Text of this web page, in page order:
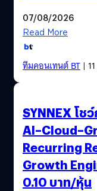
07/08/2026
Read More
ทีมคอนเทนต์ BT|
SYNNEX โช
Recurring
Growth
0.10 บาท/หุ้น